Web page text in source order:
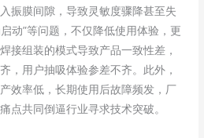
膜间隙，导致灵敏度骤降甚至失
动”等问题，不仅降低使用体验，更
接组装的模式导致产品一致性差，
，用户抽吸体验参差不齐。此外，
效率低，长期使用后故障频发，厂
点共同倒逼行业寻求技术突破。